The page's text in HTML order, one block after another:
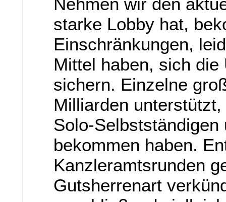
starke Lobby hat,
Einschränkungen,
Mittel haben, sich
sichern. Einzelne
Milliarden
Solo-
bekommen haben.
Kanzleramtsrunden
Gutsherrenart